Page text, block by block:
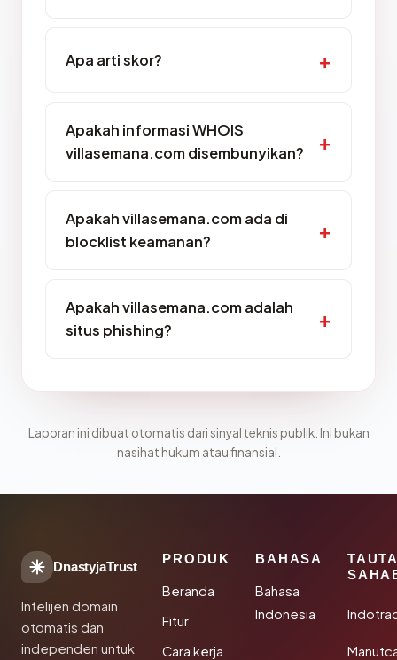
Apa arti skor?
Apakah informasi WHOIS
villasemana.com disembunyikan?
Apakah villasemana.com ada di
blocklist keamanan?
Apakah villasemana.com adalah
situs phishing?
Laporan ini dibuat otomatis dari sinyal teknis publik. Ini bukan
nasihat hukum atau finansial.
DnastyjaTrust
Intelijen domain
otomatis dan
independen untuk
PRODUK
Beranda
Fitur
Cara kerja
BAHASA
Bahasa
Indonesia